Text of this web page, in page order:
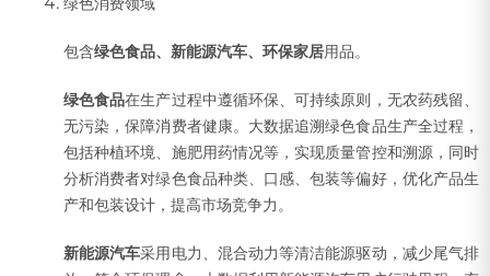
绿色消费领域
包含绿色食品、新能源汽车、环保家居用品。
绿色食品在生产过程中遵循环保、可持续原则，无农药残留、
无污染，保障消费者健康。大数据追溯绿色食品生产全过程，
包括种植环境、施肥用药情况等，实现质量管控和溯源，同时
分析消费者对绿色食品种类、口感、包装等偏好，优化产品生
产和包装设计，提高市场竞争力。
新能源汽车采用电力、混合动力等清洁能源驱动，减少尾气排